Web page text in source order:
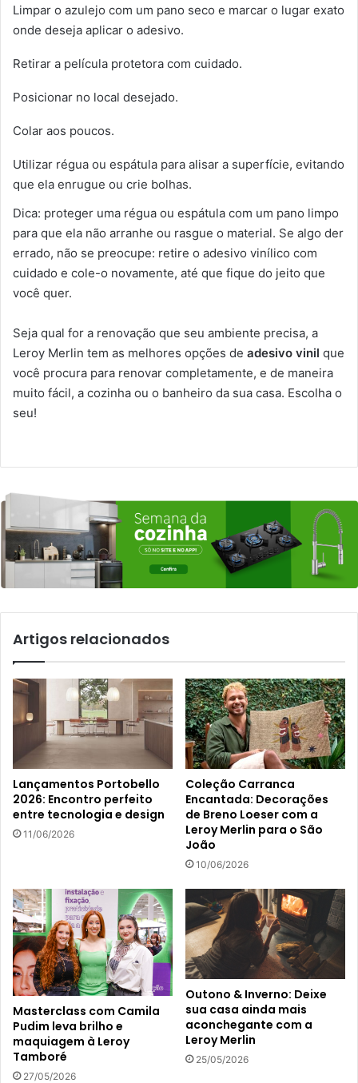
Limpar o azulejo com um pano seco e marcar o lugar exato
onde deseja aplicar o adesivo.
Retirar a película protetora com cuidado.
Posicionar no local desejado.
Colar aos poucos.
Utilizar régua ou espátula para alisar a superfície, evitando
que ela enrugue ou crie bolhas.
Dica: proteger uma régua ou espátula com um pano limpo
para que ela não arranhe ou rasgue o material. Se algo der
errado, não se preocupe: retire o adesivo vinílico com
cuidado e cole-o novamente, até que fique do jeito que
você quer.
Seja qual for a renovação que seu ambiente precisa, a
Leroy Merlin tem as melhores opções de adesivo vinil que
você procura para renovar completamente, e de maneira
muito fácil, a cozinha ou o banheiro da sua casa. Escolha o
seu!
Artigos relacionados
Lançamentos Portobello
2026: Encontro perfeito
entre tecnologia e design
11/06/2026
Coleção Carranca
Encantada: Decorações
de Breno Loeser com a
Leroy Merlin para o São
João
10/06/2026
Masterclass com Camila
Pudim leva brilho e
maquiagem à Leroy
Tamboré
27/05/2026
Outono & Inverno: Deixe
sua casa ainda mais
aconchegante com a
Leroy Merlin
25/05/2026